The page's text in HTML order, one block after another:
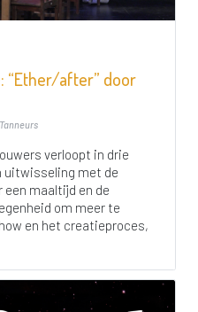
“Ether/after” door
verloopt in drie
uitwisseling met de
een maaltijd en de
om meer te
en het creatieproces,